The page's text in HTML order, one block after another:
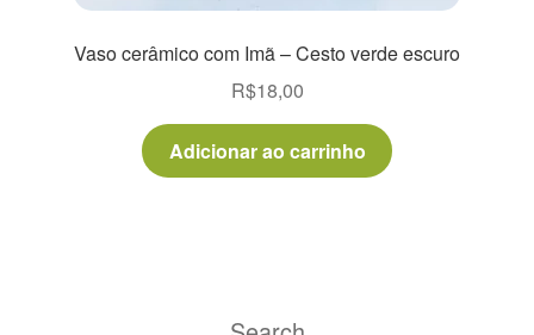
Vaso cerâmico com Imã – Cesto verde escuro
R$18,00
Adicionar ao carrinho